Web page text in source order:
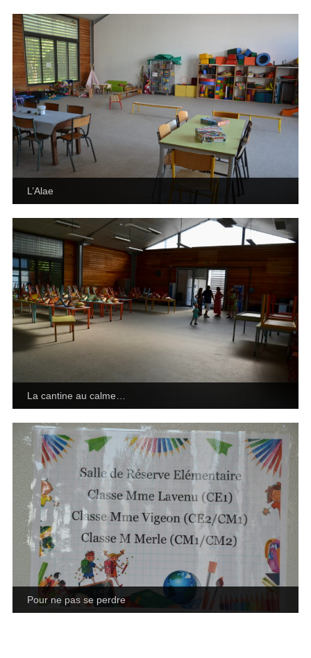
L’Alae
La cantine au calme…
Pour ne pas se perdre